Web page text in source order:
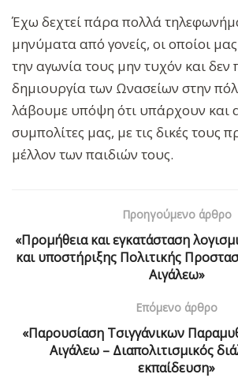
Έχω δεχτεί πάρα πολλά
μηνύματα από γονείς, οι οποίοι
την αγωνία τους μην τυχόν και
δημιουργία των Ωνασείων στην
λάβουμε υπόψη ότι υπάρχουν και
συμπολίτες μας, με τις δικές τους
μέλλον των παιδιών τους.
Προηγούμενο άρθρο
«Προμήθεια και εγκατάσταση
και υποστήριξης Πολιτικής
Αιγάλεω»
Επόμενο άρθρο
«Παρουσίαση Τσιγγάνικων
Αιγάλεω – Διαπολιτισμικός
εκπαίδευση»